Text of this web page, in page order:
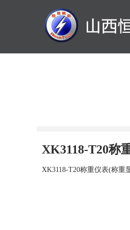
XK3118-T20称
XK3118-T20称重仪表(称重